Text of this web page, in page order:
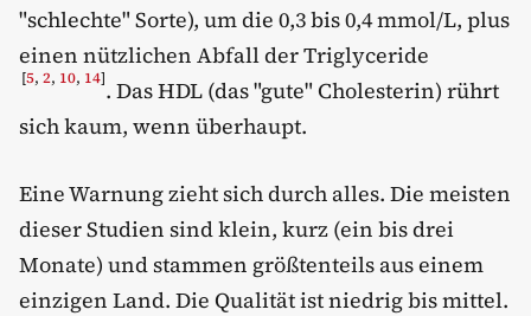
"schlechte" Sorte), um die 0,3 bis 0,4 mmol/L, plus
einen nützlichen Abfall der Triglyceride
[5, 2, 10, 14]. Das HDL (das "gute" Cholesterin) rührt
sich kaum, wenn überhaupt.
Eine Warnung zieht sich durch alles. Die meisten
dieser Studien sind klein, kurz (ein bis drei
Monate) und stammen größtenteils aus einem
einzigen Land. Die Qualität ist niedrig bis mittel.